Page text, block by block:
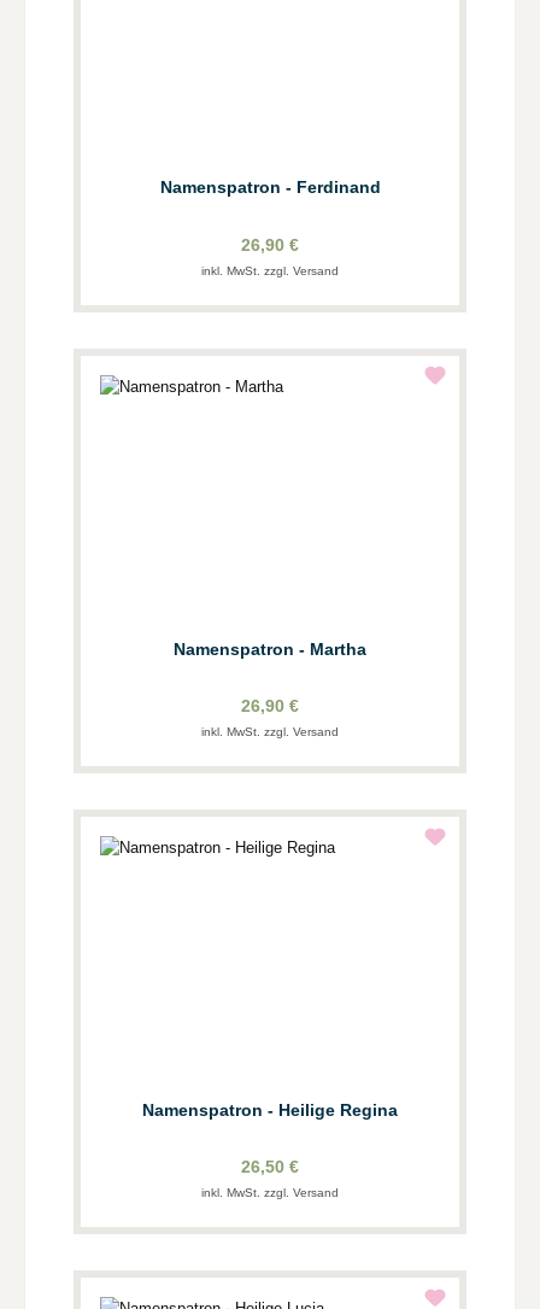
Namenspatron - Ferdinand
26,90 €
inkl. MwSt. zzgl. Versand
Namenspatron - Martha
26,90 €
inkl. MwSt. zzgl. Versand
Namenspatron - Heilige Regina
26,50 €
inkl. MwSt. zzgl. Versand